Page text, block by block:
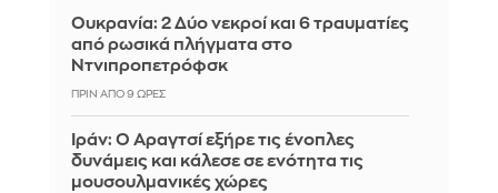
Ουκρανία: 2 Δύο νεκροί και 6 τραυματίες
από ρωσικά πλήγματα στο
Ντνιπροπετρόφσκ
ΠΡΙΝ ΑΠΌ 9 ΏΡΕΣ
Ιράν: Ο Αραγτσί εξήρε τις ένοπλες
δυνάμεις και κάλεσε σε ενότητα τις
μουσουλμανικές χώρες